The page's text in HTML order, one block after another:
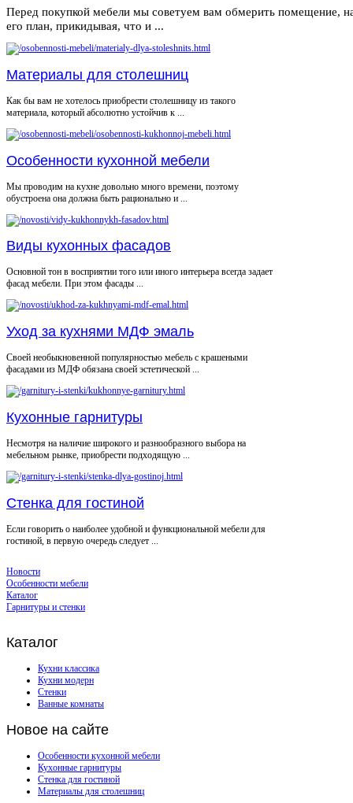
Перед покупкой мебели мы советуем вам обмерить помещение,
его план, прикидывая, что и ...
Материалы для столешниц
Как бы вам не хотелось приобрести столешницу из такого
материала, который абсолютно устойчив к ...
Особенности кухонной мебели
Мы проводим на кухне довольно много времени, поэтому
обустроена она должна быть рационально и ...
Виды кухонных фасадов
Основной тон в восприятии того или иного интерьера всегда задает
фасад мебели. При этом фасады ...
Уход за кухнями МДФ эмаль
Своей необыкновенной популярностью мебель с крашеными
фасадами из МДФ обязана своей эстетической ...
Кухонные гарнитуры
Несмотря на наличие широкого и разнообразного выбора на
мебельном рынке, приобрести подходящую ...
Стенка для гостиной
Если говорить о наиболее удобной и функциональной мебели для
гостиной, в первую очередь следует ...
Новости
Особенности мебели
Каталог
Гарнитуры и стенки
Каталог
Кухни классика
Кухни модерн
Стенки
Ванные комнаты
Новое на сайте
Особенности кухонной мебели
Кухонные гарнитуры
Стенка для гостиной
Материалы для столешниц